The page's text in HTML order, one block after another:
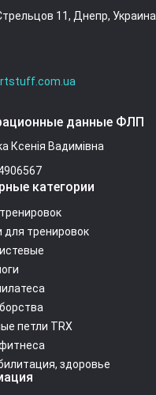
11, Днепр, Украина
данные ФЛП
Ксенія Вадимівна
категории
для тренировок
петли TRX
здоровье